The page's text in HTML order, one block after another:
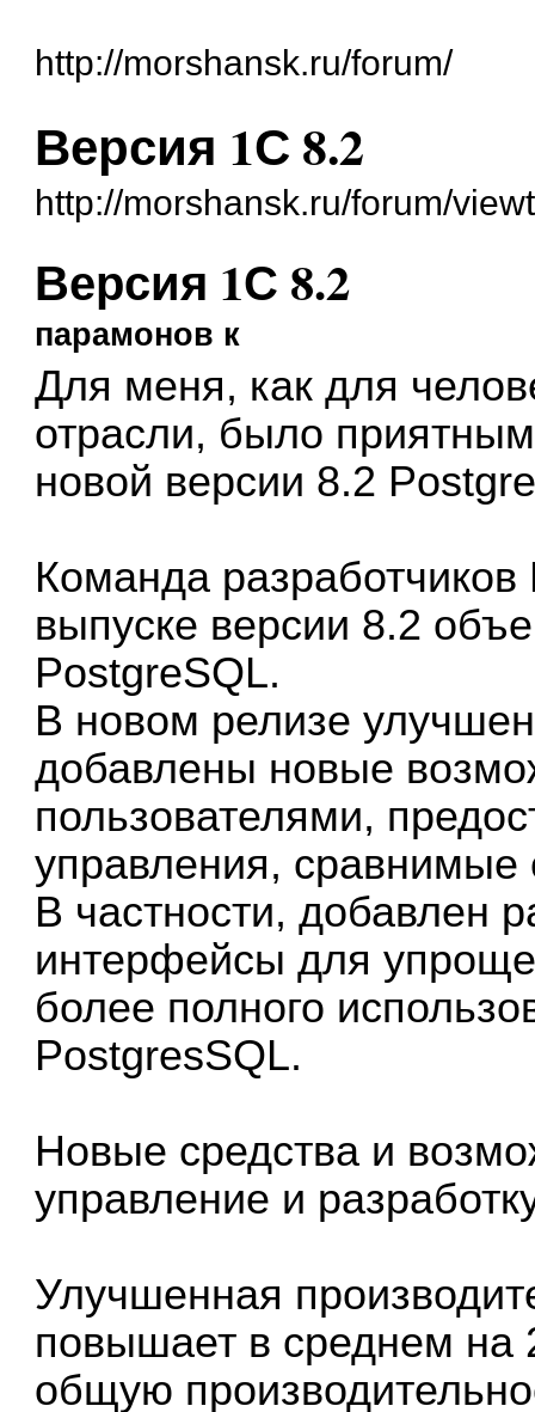
http://morshansk.ru/forum/
Версия 1С 8.2
http://morshansk.ru/forum/
Версия 1С 8.2
парамонов к
Для меня, как для
отрасли, было
новой версии 8.2
Команда
выпуске версии 8.2
PostgreSQL.
В новом релизе
добавлены новые
пользователями,
управления,
В частности, добавлен
интерфейсы для
более полного
PostgresSQL.
Новые средства и
управление и
Улучшенная
повышает в среднем на
общую